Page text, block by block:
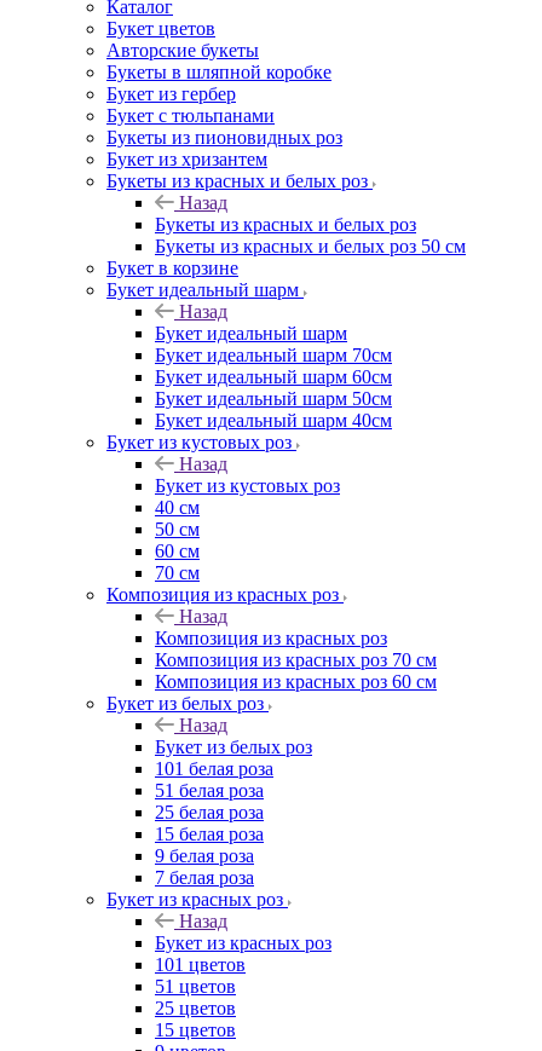
Каталог
Букет цветов
Авторские букеты
Букеты в шляпной коробке
Букет из гербер
Букет с тюльпанами
Букеты из пионовидных роз
Букет из хризантем
Букеты из красных и белых роз
Назад
Букеты из красных и белых роз
Букеты из красных и белых роз 50 см
Букет в корзине
Букет идеальный шарм
Назад
Букет идеальный шарм
Букет идеальный шарм 70см
Букет идеальный шарм 60см
Букет идеальный шарм 50см
Букет идеальный шарм 40см
Букет из кустовых роз
Назад
Букет из кустовых роз
40 см
50 см
60 см
70 см
Композиция из красных роз
Назад
Композиция из красных роз
Композиция из красных роз 70 см
Композиция из красных роз 60 см
Букет из белых роз
Назад
Букет из белых роз
101 белая роза
51 белая роза
25 белая роза
15 белая роза
9 белая роза
7 белая роза
Букет из красных роз
Назад
Букет из красных роз
101 цветов
51 цветов
25 цветов
15 цветов